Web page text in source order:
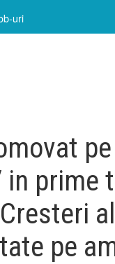
uri
prime
pe